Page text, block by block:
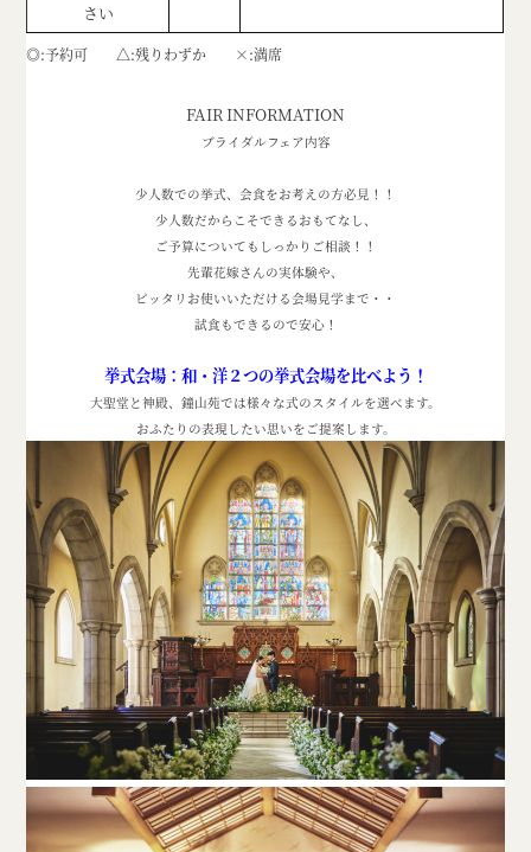
さい
◎ 予約可 △ 残りわずか × 満席
FAIR INFORMATION
ブライダルフェア内容
少人数での挙式、会食をお考えの方必見！！
少人数だからこそできるおもてなし、
ご予算についてもしっかりご相談！！
先輩花嫁さんの実体験や、
ピッタリお使いいただける会場見学まで・・
試食もできるので安心！
挙式会場：和・洋２つの挙式会場を比べよう！
大聖堂と神殿、鐘山苑では様々な式のスタイルを選べます。
おふたりの表現したい思いをご提案します。